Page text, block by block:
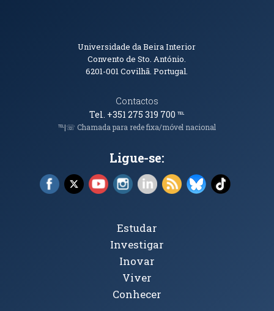
Informações de Contacto
Universidade da Beira Interior
Convento de Sto. António.
6201-001Covilhã. Portugal.
Contactos
Tel. +351 275 319 700℡
℡|☏ Chamada para rede fixa/móvel nacional
Ligue-se:
Facebook (abre em nova janela)
X (abre em nova janela)
YouTube (abre em nova janela)
Instagram (abre em nova janela)
LinkedIn (abre em nova
RSS (abre em nova
Bluesky (abre
TikTok
Tópicos Principais
Estudar
Investigar
Inovar
Viver
Conhecer